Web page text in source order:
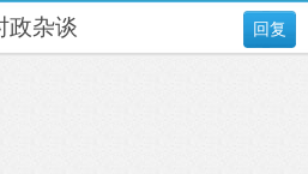
回复
政杂谈